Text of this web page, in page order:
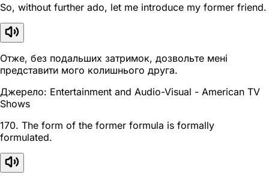
So, without further ado, let me introduce my former friend.
Отже, без подальших затримок, дозвольте мені
представити мого колишнього друга.
Джерело: Entertainment and Audio-Visual - American TV
Shows
170. The form of the former formula is formally
formulated.